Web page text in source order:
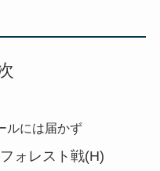
ルには届かず
ォレスト戦(H)